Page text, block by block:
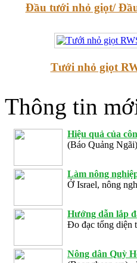
Đầu tưới nhỏ giọt/
Tưới nhỏ giọt
Thông tin
Hiệu quả của
(Báo Quảng
Làm nông
Ở Israel, nông
Hướng dẫn lắp
Đo đạc tổng diện
Nông dân Quỳ